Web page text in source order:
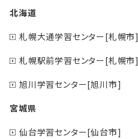
北海道
札幌大通学習センター[札幌市]
札幌駅前学習センター[札幌市]
旭川学習センター[旭川市]
宮城県
仙台学習センター[仙台市]